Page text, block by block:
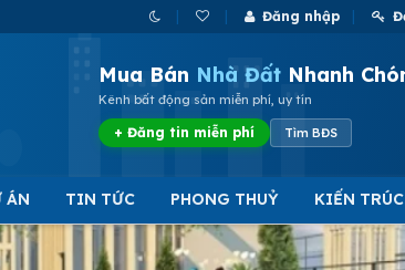
Đăng nhập
Mua Bán Nhà Đất Nhanh
Kênh bất động sản miễn phí, uy tín
+ Đăng tin miễn phí Tìm BĐS
ÁN TIN TỨC PHONG THUỶ KIẾN TRÚC